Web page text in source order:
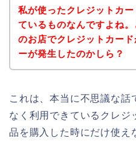
私が使ったクレジットカ
ているものなんですよね
のお店でクレジットカー
ーが発生したのかしら？
これは、本当に不思議な話
なく利用できているクレジ
品を購入した時にだけ使え